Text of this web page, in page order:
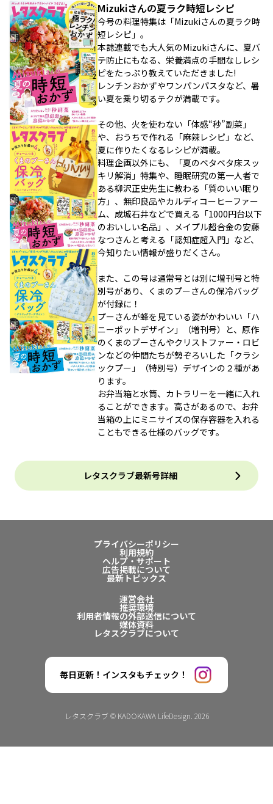
Mizukiさんの夏ラク時短レシピ
今号の料理特集は「Mizukiさんの夏ラク時
短レシピ」。
本誌連載でも大人気のMizukiさんに、夏バ
テ防止にもなる、栄養満点の手間なしレシ
ピをたっぷり教えていただきました!
レンチンおかずやワンパンパスタなど、暑
い夏を乗り切るテクが満載です。
その他、火を使わない「体感“秒”副菜」
や、おうちで作れる「麻辣レシピ」など、
夏に作りたくなるレシピが満載。
料理企画以外にも、「夏のベタベタ床スッ
キリ解消」特集や、睡眠研究の第一人者で
ある柳沢正史先生に教わる「質のいい眠り
方」、無印良品やカルディコーヒーファー
ム、成城石井などで買える「1000円台以下
のおいしい名品」、メイプル超合金の安藤
なつさんと考える「認知症超入門」など、
今知りたい情報が盛りだくさん。
また、この号は通常号とは別に増刊号と特
別号があり、くまのプーさんの保冷バッグ
が付録に！
プーさんが蜂を見ている姿がかわいい「ハ
ニーポットデザイン」（増刊号）と、原作
のくまのプーさんやクリストファー・ロビ
ンなどの仲間たちが勢ぞろいした「クラシ
ックプー」（特別号）デザインの２種があ
ります。
お弁当箱と水筒、カトラリーを一緒に入れ
ることができます。高さがあるので、お弁
当箱の上にミニサイズの保存容器を入れる
こともできる仕様のバッグです。
レタスクラブ最新号詳細
プライバシーポリシー
利用規約
ヘルプ・サポート
広告掲載について
最新トピックス
運営会社
推奨環境
利用者情報の外部送信について
媒体資料
レタスクラブについて
毎日更新！インスタもチェック！
レタスクラブ © KADOKAWA LifeDesign. 2026